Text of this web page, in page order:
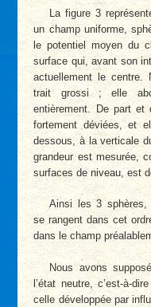
La figure 3
un champ uniforme,
le potentiel moyen du
surface qui, avant son
actuellement le centre.
trait grossi ; elle
entièrement. De part et
fortement déviées, et
dessous, à la verticale
grandeur est mesurée,
surfaces de niveau, est
Ainsi les 3 sphères,
se rangent dans cet
dans le champ
Nous avons
l’état neutre, c’est-à-
celle développée par